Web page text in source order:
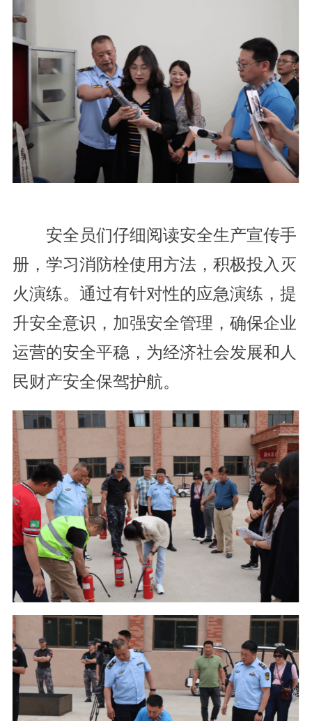
安全员们仔细阅读安全生产宣传手
册，学习消防栓使用方法，积极投入灭
火演练。通过有针对性的应急演练，提
升安全意识，加强安全管理，确保企业
运营的安全平稳，为经济社会发展和人
民财产安全保驾护航。